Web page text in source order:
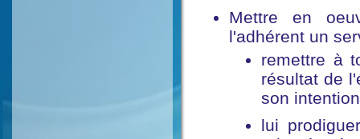
Mettre en
l'adhérent un
remettre à
résultat de
son
lui